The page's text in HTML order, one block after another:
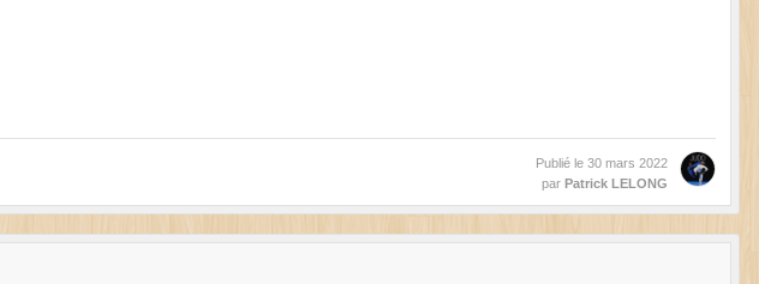
Publié le 30 mars 2022
par Patrick LELONG